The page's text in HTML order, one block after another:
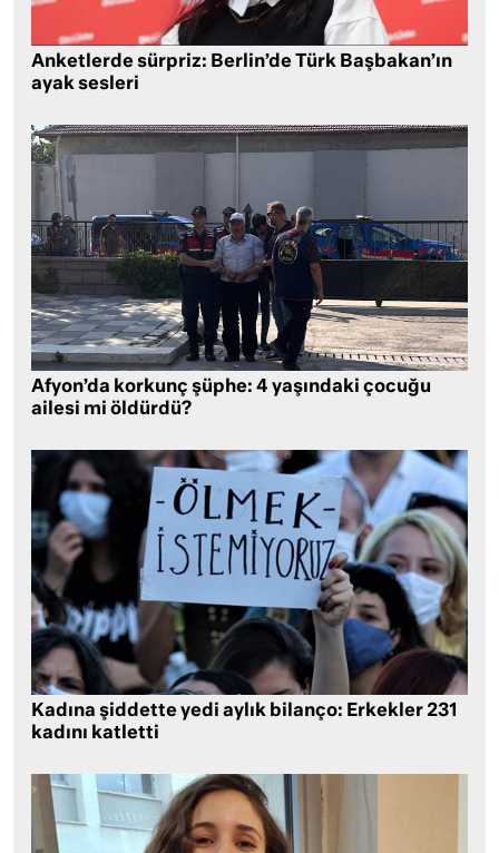
Anketlerde sürpriz: Berlin’de Türk Başbakan’ın
ayak sesleri
Afyon’da korkunç şüphe: 4 yaşındaki çocuğu
ailesi mi öldürdü?
Kadına şiddette yedi aylık bilanço: Erkekler 231
kadını katletti